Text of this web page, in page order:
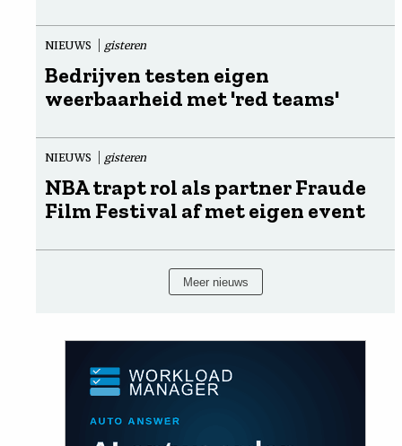
NIEUWS gisteren
Bedrijven testen eigen
weerbaarheid met 'red teams'
NIEUWS gisteren
NBA trapt rol als partner Fraude
Film Festival af met eigen event
Meer nieuws